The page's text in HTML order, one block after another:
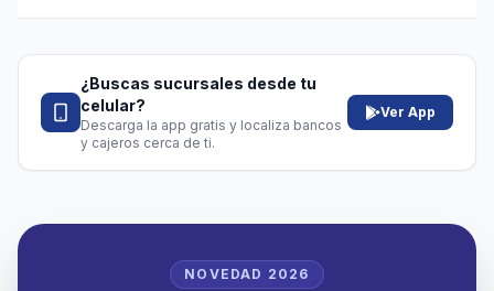
¿Buscas sucursales desde tu
celular?
Descarga la app gratis y localiza bancos
y cajeros cerca de ti.
Ver App
NOVEDAD 2026